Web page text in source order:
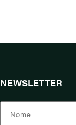
NEWSLETTER